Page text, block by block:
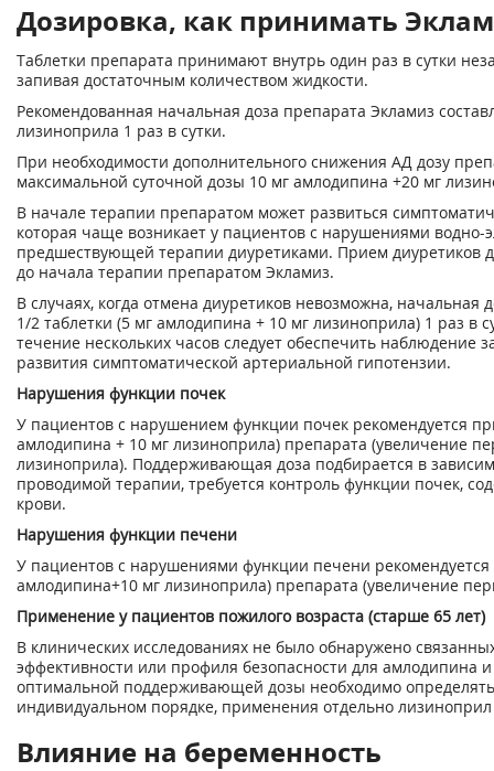
Дозировка, как принимать
Таблетки препарата принимают внутрь один раз в сутки
запивая достаточным количеством жидкости.
Рекомендованная начальная доза препарата Экламиз
лизиноприла 1 раз в сутки.
При необходимости дополнительного снижения АД дозу
максимальной суточной дозы 10 мг амлодипина +20 мг
В начале терапии препаратом может развиться
которая чаще возникает у пациентов с нарушениями водно-
предшествующей терапии диуретиками. Прием диуретиков
до начала терапии препаратом Экламиз.
В случаях, когда отмена диуретиков невозможна, начальная
1/2 таблетки (5 мг амлодипина + 10 мг лизиноприла) 1 раз в
течение нескольких часов следует обеспечить наблюдение
развития симптоматической артериальной гипотензии.
Нарушения функции почек
У пациентов с нарушением функции почек рекомендуется
амлодипина + 10 мг лизиноприла) препарата (увеличение
лизиноприла). Поддерживающая доза подбирается в
проводимой терапии, требуется контроль функции почек,
крови.
Нарушения функции печени
У пациентов с нарушениями функции печени рекомендуется
амлодипина+10 мг лизиноприла) препарата (увеличение
Применение у пациентов пожилого возраста (старше 65 лет)
В клинических исследованиях не было обнаружено
эффективности или профиля безопасности для амлодипина
оптимальной поддерживающей дозы необходимо
индивидуальном порядке, применения отдельно
Влияние на беременность